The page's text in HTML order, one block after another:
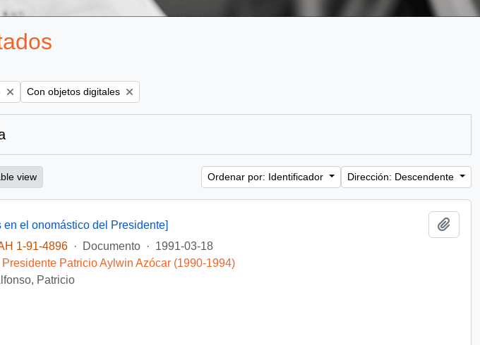
Remove filter:
Con objetos digitales
view Ordenar por: Identificador Dirección: Descendente
en el onomástico del Presidente]
1-91-4896
· Documento · 1991-03-18
Presidente Patricio Aylwin Azócar (1990-1994)
Patricio